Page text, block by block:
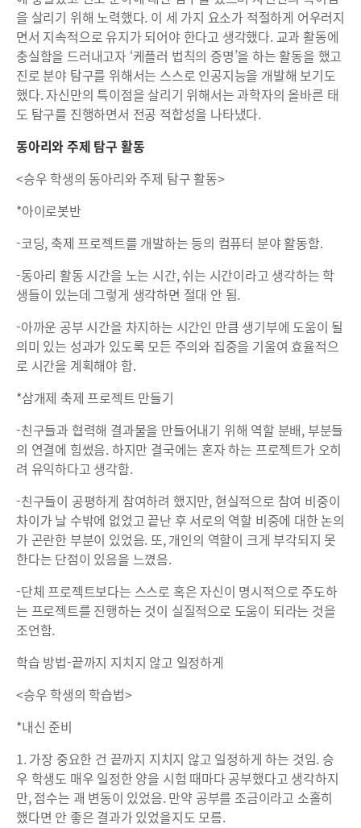
을 살리기 위해 노력했다. 이 세 가지 요소가 적절하게 어우러지
면서 지속적으로 유지가 되어야 한다고 생각했다. 교과 활동에
충실함을 드러내고자 ‘케플러 법칙의 증명’을 하는 활동을 했고
진로 분야 탐구를 위해서는 스스로 인공지능을 개발해 보기도
했다. 자신만의 특이점을 살리기 위해서는 과학자의 올바른 태
도 탐구를 진행하면서 전공 적합성을 나타냈다.
동아리와 주제 탐구 활동
<승우 학생의 동아리와 주제 탐구 활동>
*아이로봇반
-코딩, 축제 프로젝트를 개발하는 등의 컴퓨터 분야 활동함.
-동아리 활동 시간을 노는 시간, 쉬는 시간이라고 생각하는 학
생들이 있는데 그렇게 생각하면 절대 안 됨.
-아까운 공부 시간을 차지하는 시간인 만큼 생기부에 도움이 될
의미 있는 성과가 있도록 모든 주의와 집중을 기울여 효율적으
로 시간을 계획해야 함.
*삼개제 축제 프로젝트 만들기
-친구들과 협력해 결과물을 만들어내기 위해 역할 분배, 부분들
의 연결에 힘썼음. 하지만 결국에는 혼자 하는 프로젝트가 오히
려 유익하다고 생각함.
-친구들이 공평하게 참여하려 했지만, 현실적으로 참여 비중이
차이가 날 수밖에 없었고 끝난 후 서로의 역할 비중에 대한 논의
가 곤란한 부분이 있었음. 또, 개인의 역할이 크게 부각되지 못
한다는 단점이 있음을 느꼈음.
-단체 프로젝트보다는 스스로 혹은 자신이 명시적으로 주도하
는 프로젝트를 진행하는 것이 실질적으로 도움이 되라는 것을
조언함.
학습 방법-끝까지 지치지 않고 일정하게
<승우 학생의 학습법>
*내신 준비
1. 가장 중요한 건 끝까지 지치지 않고 일정하게 하는 것임. 승
우 학생도 매우 일정한 양을 시험 때마다 공부했다고 생각하지
만, 점수는 괘 변동이 있었음. 만약 공부를 조금이라고 소홀히
했다면 안 좋은 결과가 있었을지도 모름.